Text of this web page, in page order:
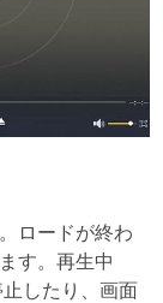
ロードが終わ
す。再生中
したり、画面